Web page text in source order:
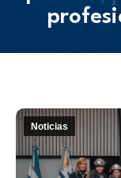
Noticias